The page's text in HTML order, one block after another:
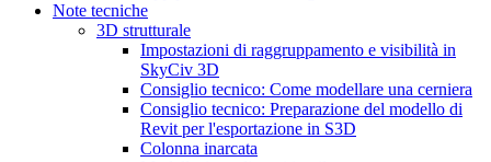
Note tecniche
3D strutturale
Impostazioni di raggruppamento e visibilità in
SkyCiv 3D
Consiglio tecnico: Come modellare una cerniera
Consiglio tecnico: Preparazione del modello di
Revit per l'esportazione in S3D
Colonna inarcata